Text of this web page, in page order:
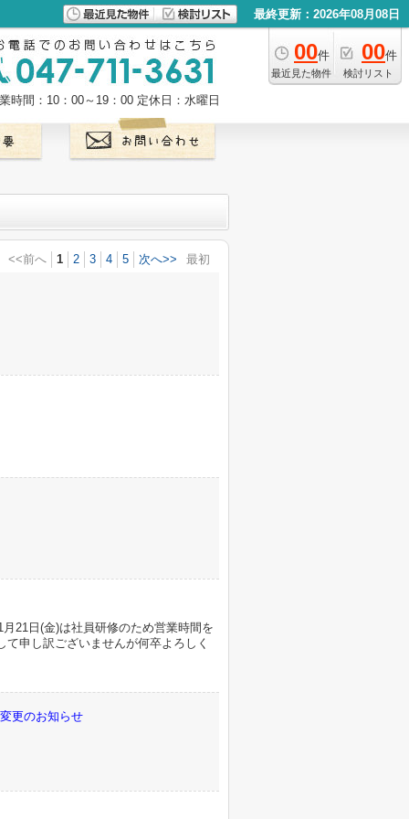
最終更新：2026年08月08日
00件
最近見た物件
00件
検討リスト
時間：10：00～19：00 定休日：水曜日
<<前へ 1 2 3 4 5 次へ>> 最初
21日(金)は社員研修のため営業時間を
申し訳ございませんが何卒よろしく
更のお知らせ